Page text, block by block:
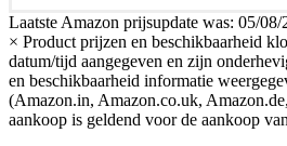
Laatste Amazon prijsupdate was: 05/
× Product prijzen en beschikbaarheid
datum/tijd aangegeven en zijn
en beschikbaarheid informatie
(Amazon.in, Amazon.co.uk,
aankoop is geldend voor de aankoop